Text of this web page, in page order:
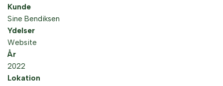
Kunde
Sine Bendiksen
Ydelser
Website
År
2022
Lokation